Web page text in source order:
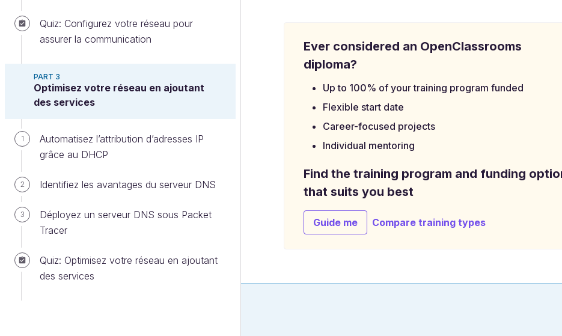
Quiz: Configurez votre réseau pour
assurer la communication
PART 3
Optimisez votre réseau en ajoutant
des services
1
Automatisez l’attribution d’adresses IP
grâce au DHCP
2 Identifiez les avantages du serveur DNS
3
Déployez un serveur DNS sous Packet
Tracer
Quiz: Optimisez votre réseau en ajoutant
des services
Ever considered an OpenClassrooms
diploma?
Up to 100% of your training program funded
Flexible start date
Career-focused projects
Individual mentoring
Find the training program and funding
that suits you best
Guide me Compare training types